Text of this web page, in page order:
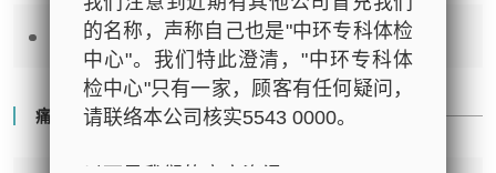
肌酸肝 Creatinine
痛风 Gout
的名称，声称自己也是"中环专科体检
中心"。我们特此澄清，"中环专科体
检中心"只有一家，顾客有任何疑问，
请联络本公司核实5543 0000。